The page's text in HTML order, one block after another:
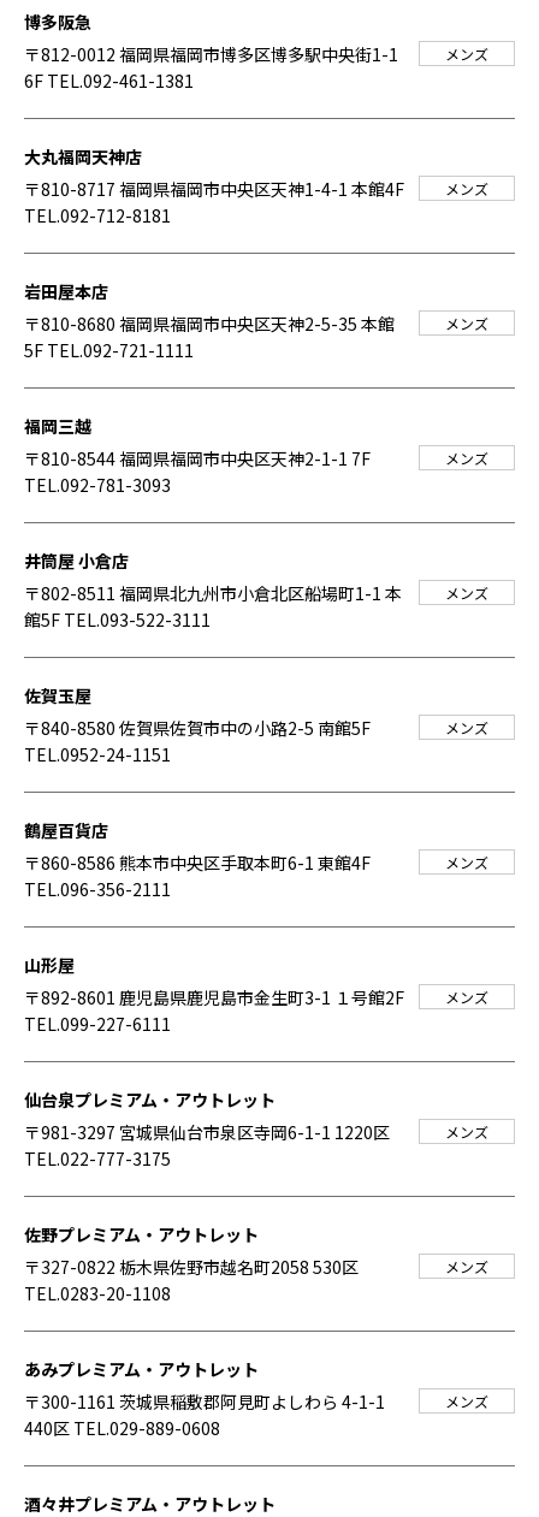
博多阪急
〒812-0012 福岡県福岡市博多区博多駅中央街1-1
6F TEL.092-461-1381
メンズ
大丸福岡天神店
〒810-8717 福岡県福岡市中央区天神1-4-1 本館4F
TEL.092-712-8181
メンズ
岩田屋本店
〒810-8680 福岡県福岡市中央区天神2-5-35 本館
5F TEL.092-721-1111
メンズ
福岡三越
〒810-8544 福岡県福岡市中央区天神2-1-1 7F
TEL.092-781-3093
メンズ
井筒屋 小倉店
〒802-8511 福岡県北九州市小倉北区船場町1-1 本
館5F TEL.093-522-3111
メンズ
佐賀玉屋
〒840-8580 佐賀県佐賀市中の小路2-5 南館5F
TEL.0952-24-1151
メンズ
鶴屋百貨店
〒860-8586 熊本市中央区手取本町6-1 東館4F
TEL.096-356-2111
メンズ
山形屋
〒892-8601 鹿児島県鹿児島市金生町3-1 １号館2F
TEL.099-227-6111
メンズ
仙台泉プレミアム・アウトレット
〒981-3297 宮城県仙台市泉区寺岡6-1-1 1220区
TEL.022-777-3175
メンズ
佐野プレミアム・アウトレット
〒327-0822 栃木県佐野市越名町2058 530区
TEL.0283-20-1108
メンズ
あみプレミアム・アウトレット
〒300-1161 茨城県稲敷郡阿見町よしわら 4-1-1
440区 TEL.029-889-0608
メンズ
酒々井プレミアム・アウトレット